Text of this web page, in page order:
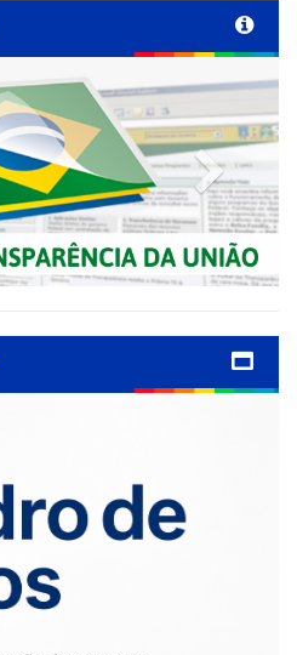
Next